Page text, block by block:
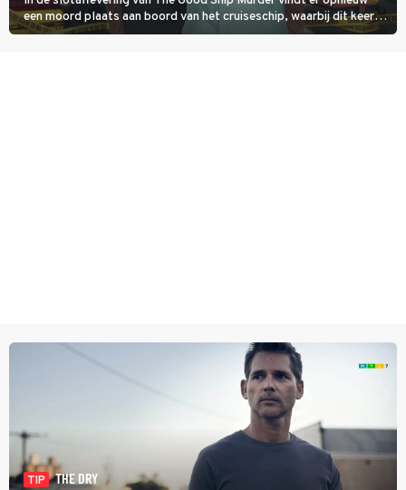
een moord plaats aan boord van het cruiseschip, waarbij dit keer
een bemanningslid het slachtoffer is en kapitein Marlowe de dader
TIP
THE DRY